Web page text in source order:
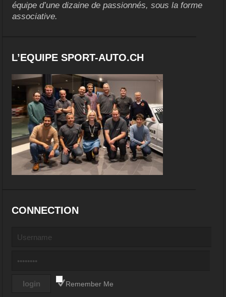
équipe d’une dizaine de passionnés, sous la forme
associative.
L’EQUIPE SPORT-AUTO.CH
CONNECTION
Remember Me